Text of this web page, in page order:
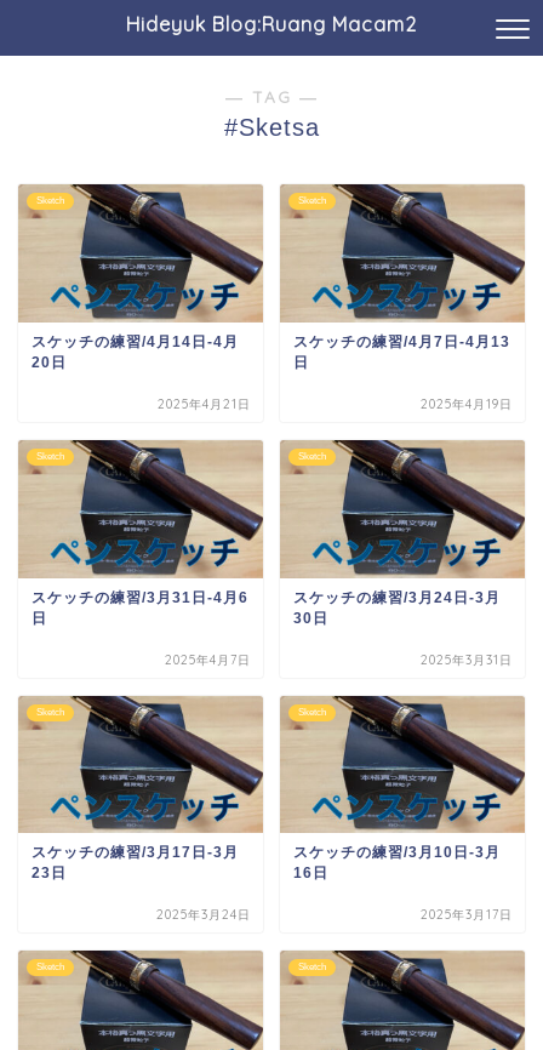
Hideyuk Blog:Ruang Macam2
― TAG ―
#Sketsa
Sketch
スケッチの練習/4月14日-4月
20日
2025年4月21日
Sketch
スケッチの練習/4月7日-4月13
日
2025年4月19日
Sketch
スケッチの練習/3月31日-4月6
日
2025年4月7日
Sketch
スケッチの練習/3月24日-3月
30日
2025年3月31日
Sketch
スケッチの練習/3月17日-3月
23日
2025年3月24日
Sketch
スケッチの練習/3月10日-3月
16日
2025年3月17日
Sketch Sketch